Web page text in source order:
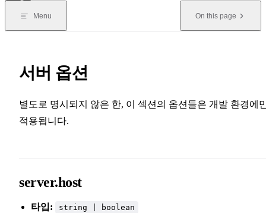
Menu On this page
서버 옵션
별도로 명시되지 않은 한, 이 섹션의 옵션들은 개발 환경에
적용됩니다.
server.host
타입: string | boolean